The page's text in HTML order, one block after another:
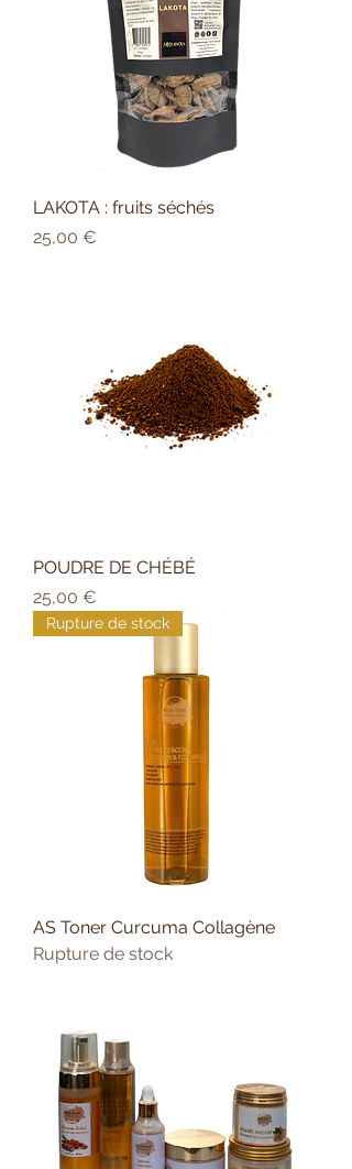
LAKOTA : fruits séchés
Prix
25,00 €
POUDRE DE CHÉBÉ
Prix
25,00 €
Rupture de stock
AS Toner Curcuma Collagène
Rupture de stock